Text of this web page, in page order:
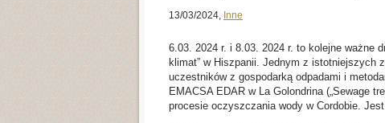
13/03/2024, Inne
6.03. 2024 r. i 8.03. 2024 r. to kolejne ważne
klimat” w Hiszpanii. Jednym z istotniejszych
uczestników z gospodarką odpadami i
EMACSA EDAR w La Golondrina („Sewage
procesie oczyszczania wody w Cordobie.